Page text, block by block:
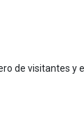
de visitantes